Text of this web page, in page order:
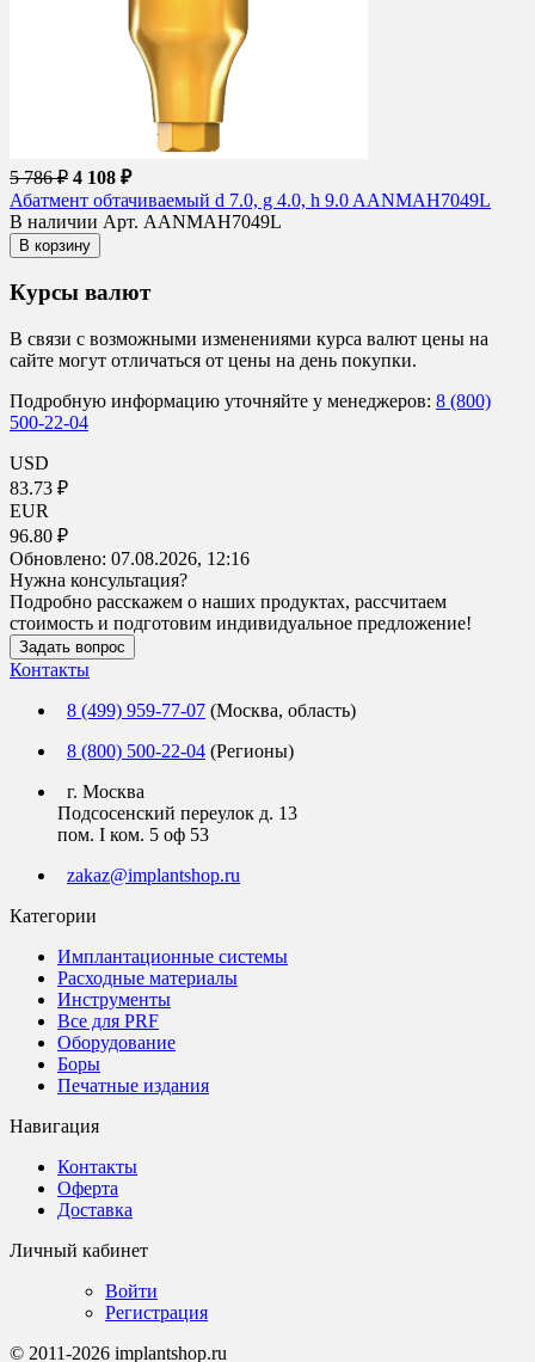
5 786 ₽ 4 108 ₽
Абатмент обтачиваемый d 7.0, g 4.0, h 9.0 AANMAH7049L
В наличии Арт. AANMAH7049L
В корзину
Курсы валют
В связи с возможными изменениями курса валют цены на
сайте могут отличаться от цены на день покупки.
Подробную информацию уточняйте у менеджеров: 8 (800)
500-22-04
USD
83.73 ₽
EUR
96.80 ₽
Обновлено: 07.08.2026, 12:16
Нужна консультация?
Подробно расскажем о наших продуктах, рассчитаем
стоимость и подготовим индивидуальное предложение!
Задать вопрос
Контакты
8 (499) 959-77-07 (Москва, область)
8 (800) 500-22-04 (Регионы)
г. Москва
Подсосенский переулок д. 13
пом. I ком. 5 оф 53
zakaz@implantshop.ru
Категории
Имплантационные системы
Расходные материалы
Инструменты
Все для PRF
Оборудование
Боры
Печатные издания
Навигация
Контакты
Оферта
Доставка
Личный кабинет
Войти
Регистрация
© 2011-2026 implantshop.ru